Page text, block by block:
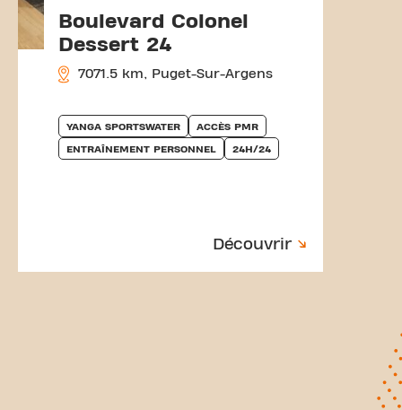
Boulevard Colonel
Dessert 24
7071.5 km, Puget-Sur-Argens
YANGA SPORTSWATER ACCÈS PMR
ENTRAÎNEMENT PERSONNEL 24H/24
Découvrir